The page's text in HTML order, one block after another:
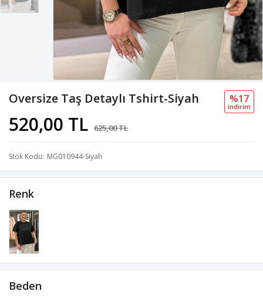
Oversize Taş Detaylı Tshirt-Siyah
520,00 TL 625,00 TL
%17
i̇ndi̇ri̇m
Stok Kodu MG010944-Siyah
Renk
Beden